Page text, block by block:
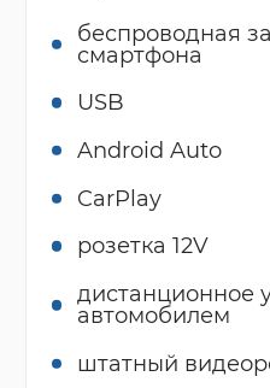
беспроводная
смартфона
USB
Android Auto
CarPlay
розетка 12V
дистанционное
автомобилем
штатный